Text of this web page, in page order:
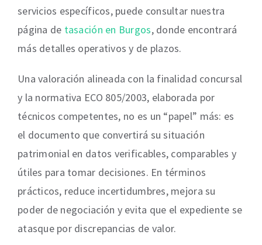
servicios específicos, puede consultar nuestra
página de tasación en Burgos, donde encontrará
más detalles operativos y de plazos.
Una valoración alineada con la finalidad concursal
y la normativa ECO 805/2003, elaborada por
técnicos competentes, no es un “papel” más: es
el documento que convertirá su situación
patrimonial en datos verificables, comparables y
útiles para tomar decisiones. En términos
prácticos, reduce incertidumbres, mejora su
poder de negociación y evita que el expediente se
atasque por discrepancias de valor.